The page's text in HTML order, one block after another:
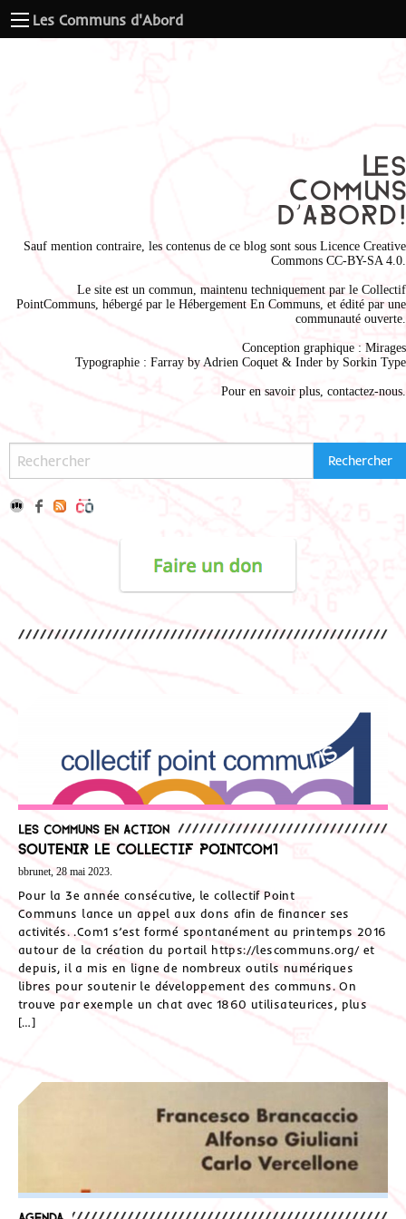
Les Communs d'Abord
Sauf mention contraire, les contenus de ce blog sont sous Licence Creative
Commons CC-BY-SA 4.0
Le site est un commun, maintenu techniquement par le Collectif
PointCommuns , hébergé par le Hébergement En Communs , et édité par une
communauté ouverte.
Conception graphique : Mirages
Typographie : Farray by Adrien Coquet & Inder by Sorkin Type
Pour en savoir plus, contactez-nous
Les communs en action
Soutenir le collectif PointCom1
bbrunet, 28 mai 2023.
Pour la 3e année consécutive, le collectif Point
Communs lance un appel aux dons afin de financer ses
activités. .Com1 s’est formé spontanément au printemps 2016
autour de la création du portail https://lescommuns.org/ et
depuis, il a mis en ligne de nombreux outils numériques
libres pour soutenir le développement des communs. On
trouve par exemple un chat avec 1860 utilisateurices, plus
[…]